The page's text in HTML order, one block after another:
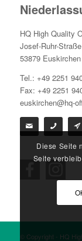
HQ High Quality
Josef-Ruhr-
53879 Euskirchen
Tel.: +49 2251
Fax: +49 2251
euskirchen@hq-
© Copyright - HQ
Diese Seite
Seite